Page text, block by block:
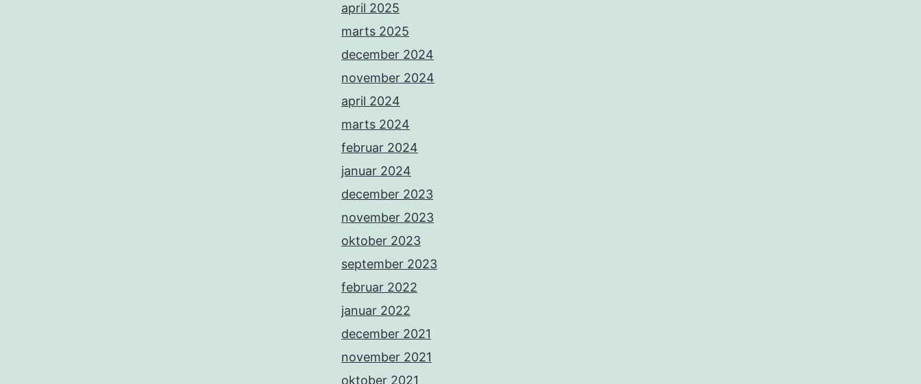
april 2025
marts 2025
december 2024
november 2024
april 2024
marts 2024
februar 2024
januar 2024
december 2023
november 2023
oktober 2023
september 2023
februar 2022
januar 2022
december 2021
november 2021
oktober 2021